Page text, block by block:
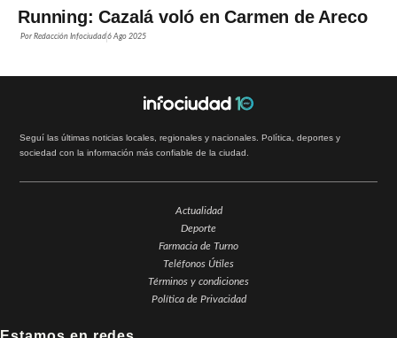
Running: Cazalá voló en Carmen de Areco
PorRedacción Infociudad6 Ago 2025
Seguí las últimas noticias locales, regionales y nacionales. Política, deportes y
sociedad con la información más confiable de la ciudad.
Actualidad
Deporte
Farmacia de Turno
Teléfonos Útiles
Términos y condiciones
Política de Privacidad